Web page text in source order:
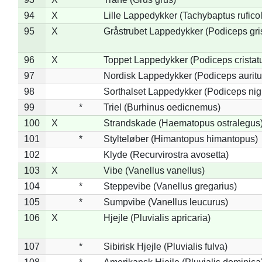
94
X
Lille Lappedykker (Tachybaptus
95
X Gråstrubet Lappedykker (Podiceps
96 X
Toppet Lappedykker (Podiceps
97
Nordisk Lappedykker (Podiceps
98
Sorthalset Lappedykker (Podiceps
99
*
Triel (Burhinus oedicnemus)
100
X
Strandskade (Haematopus
101
*
Stylteløber (Himantopus himantopus)
102
Klyde (Recurvirostra avosetta)
103
X
Vibe (Vanellus vanellus)
104
*
Steppevibe (Vanellus gregarius)
105
*
Sumpvibe (Vanellus leucurus)
106
X Hjejle (Pluvialis apricaria)
107 *
Sibirisk Hjejle (Pluvialis fulva)